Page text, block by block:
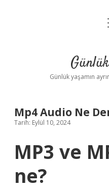
Günlük yaşamın
Mp4 Audio Ne
Tarih: Eylül 10, 2024
MP3 ve
ne?